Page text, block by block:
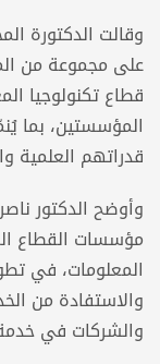
وقالت الدكتورة
على مجموعة من
قطاع تكنولوجيا
المؤسستين، بما
قدراتهم العلمية
وأوضح الدكتور
مؤسسات القطاع
المعلومات، في
والاستفادة من
والشركات في